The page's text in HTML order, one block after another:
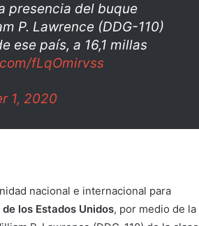
presencia del buque
P. Lawrence (DDG-110)
ese país, a 16,1 millas
fLqOmirvss
1, 2020
nacional e internacional para
los Estados Unidos, por medio de la